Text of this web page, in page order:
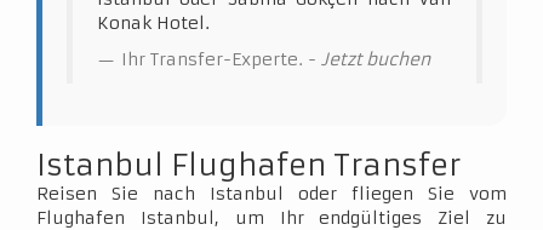
Konak Hotel.
Ihr Transfer-Experte. - Jetzt buchen
Istanbul Flughafen Transfer
Reisen Sie nach Istanbul oder fliegen Sie vom
Flughafen Istanbul, um Ihr endgültiges Ziel zu